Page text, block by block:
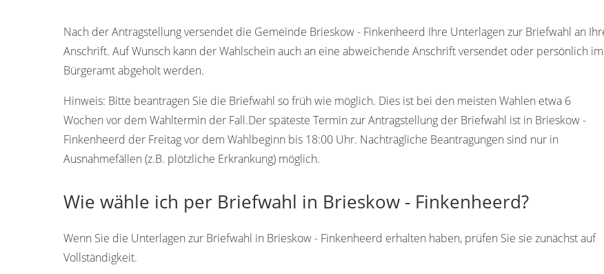
Nach der Antragstellung versendet die Gemeinde Brieskow - Finkenheerd Ihre Unterlagen zur Briefwahl an
Anschrift. Auf Wunsch kann der Wahlschein auch an eine abweichende Anschrift versendet oder persönlich im
Bürgeramt abgeholt werden.
Hinweis: Bitte beantragen Sie die Briefwahl so früh wie möglich. Dies ist bei den meisten Wahlen etwa 6
Wochen vor dem Wahltermin der Fall.Der späteste Termin zur Antragstellung der Briefwahl ist in Brieskow -
Finkenheerd der Freitag vor dem Wahlbeginn bis 18:00 Uhr. Nachträgliche Beantragungen sind nur in
Ausnahmefällen (z.B. plötzliche Erkrankung) möglich.
Wie wähle ich per Briefwahl in Brieskow - Finkenheerd?
Wenn Sie die Unterlagen zur Briefwahl in Brieskow - Finkenheerd erhalten haben, prüfen Sie sie zunächst auf
Vollständigkeit.